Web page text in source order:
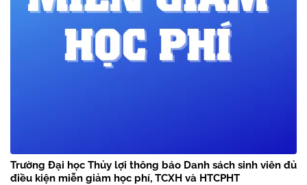
Trường Đại học Thủy lợi thông báo Danh sách sinh viên đủ
điều kiện miễn giảm học phí, TCXH và HTCPHT